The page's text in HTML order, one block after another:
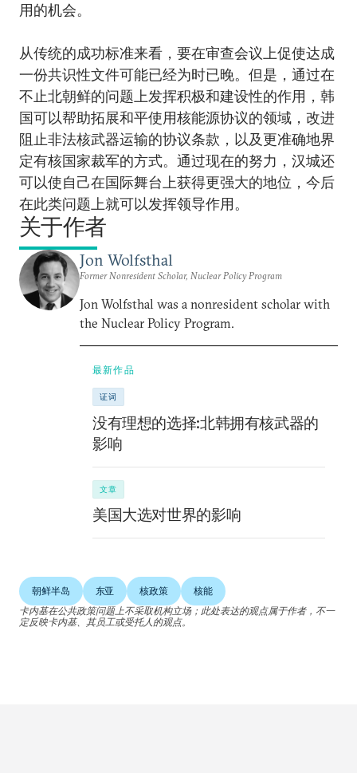
用的机会。
从传统的成功标准来看，要在审查会议上促使达成
一份共识性文件可能已经为时已晚。但是，通过在
不止北朝鲜的问题上发挥积极和建设性的作用，韩
国可以帮助拓展和平使用核能源协议的领域，改进
阻止非法核武器运输的协议条款，以及更准确地界
定有核国家裁军的方式。通过现在的努力，汉城还
可以使自己在国际舞台上获得更强大的地位，今后
在此类问题上就可以发挥领导作用。
关于作者
Jon Wolfsthal
Former Nonresident Scholar, Nuclear Policy Program
Jon Wolfsthal was a nonresident scholar with
the Nuclear Policy Program.
最新作品
证词
没有理想的选择:北韩拥有核武器的
影响
文章
美国大选对世界的影响
朝鲜半岛 东亚 核政策
核能
卡内基在公共政策问题上不采取机构立场；此处表达的观点属于作者，不一
定反映卡内基、其员工或受托人的观点。